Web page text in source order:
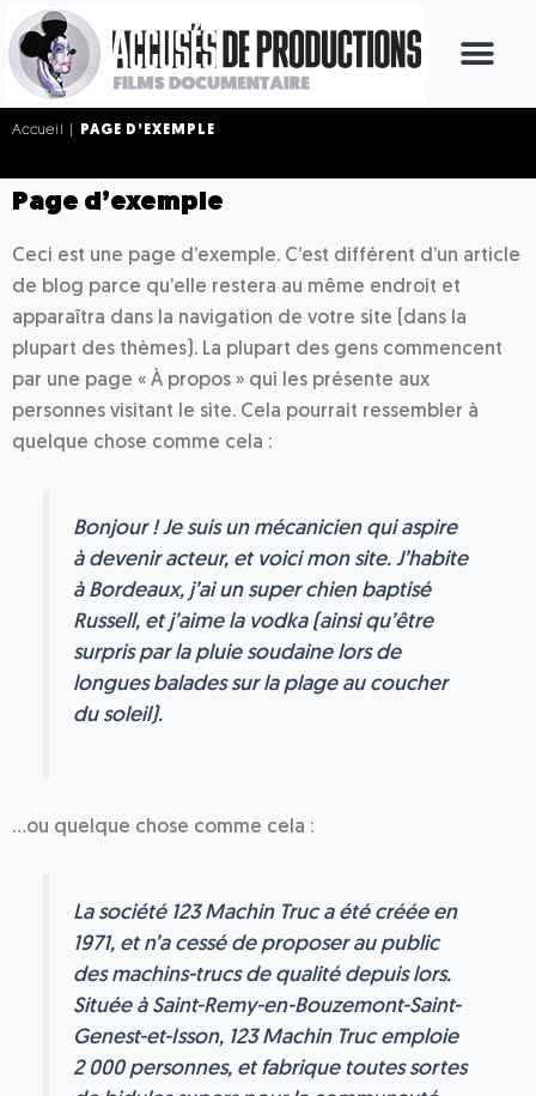
Aller
au
contenu
Accueil | PAGE D’EXEMPLE
Page d’exemple
Ceci est une page d’exemple. C’est différent d’un article
de blog parce qu’elle restera au même endroit et
apparaîtra dans la navigation de votre site (dans la
plupart des thèmes). La plupart des gens commencent
par une page « À propos » qui les présente aux
personnes visitant le site. Cela pourrait ressembler à
quelque chose comme cela :
Bonjour ! Je suis un mécanicien qui aspire
à devenir acteur, et voici mon site. J’habite
à Bordeaux, j’ai un super chien baptisé
Russell, et j’aime la vodka (ainsi qu’être
surpris par la pluie soudaine lors de
longues balades sur la plage au coucher
du soleil).
…ou quelque chose comme cela :
La société 123 Machin Truc a été créée en
1971, et n’a cessé de proposer au public
des machins-trucs de qualité depuis lors.
Située à Saint-Remy-en-Bouzemont-Saint-
Genest-et-Isson, 123 Machin Truc emploie
2 000 personnes, et fabrique toutes sortes